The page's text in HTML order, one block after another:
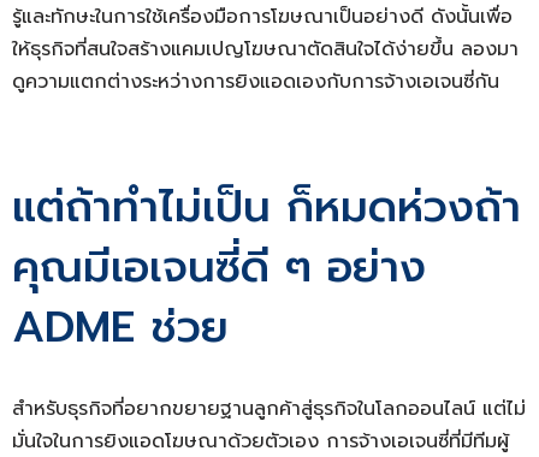
รู้และทักษะในการใช้เครื่องมือการโฆษณาเป็นอย่างดี ดังนั้นเพื่อ
ให้ธุรกิจที่สนใจสร้างแคมเปญโฆษณาตัดสินใจได้ง่ายขึ้น ลองมา
ดูความแตกต่างระหว่างการยิงแอดเองกับการจ้างเอเจนซี่กัน
แต่ถ้าทำไม่เป็น ก็หมดห่วงถ้า
คุณมีเอเจนซี่ดี ๆ อย่าง
ADME ช่วย
สำหรับธุรกิจที่อยากขยายฐานลูกค้าสู่ธุรกิจในโลกออนไลน์ แต่ไม่
มั่นใจในการยิงแอดโฆษณาด้วยตัวเอง การจ้างเอเจนซี่ที่มีทีมผู้